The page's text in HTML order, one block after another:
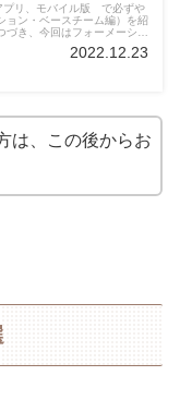
リ、モバイル版 で必ずや
ョン・ベースチーム編）を紹
き、今回はフォーメーショ
らの方も知っておくべき内容
2022.12.23
は、この後からお